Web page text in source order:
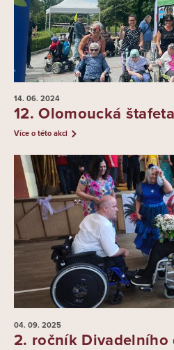
14. 06. 2024
12. Olomoucká
Více o této akci
04. 09. 2025
2. ročník Divadelního